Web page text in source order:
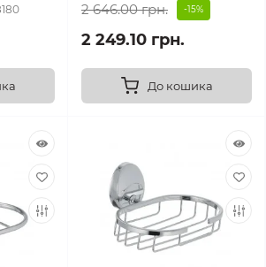
2 646.00 грн. -15%
2 249.10 грн.
До кошика